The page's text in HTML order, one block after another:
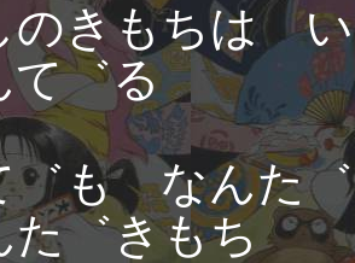
のきもちは
゛る
゛も なんた
た゛きもち